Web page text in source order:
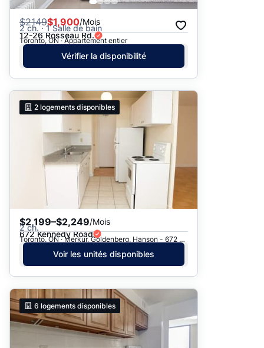
$2149$1,900/Mois
2 ch. · 1 Salle de bain
12-26 Rosseau Rd.
Toronto, ON · Appartement entier
Vérifier la disponibilité
2 logements disponibles
$2,199–$2,249/Mois
2 ch.
672 Kennedy Road
Toronto, ON · Merkur, Goldenberg, Hanson - 672 Kennedy Rd.
Voir les unités disponibles
6 logements disponibles